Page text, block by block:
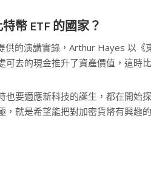
幣 ETF 的國家？
供的演講實錄，Arthur Hayes 以《
去的現金推升了資產價值，這時
也要適應新科技的誕生，都在開始
，就是希望能把對加密貨幣有興趣